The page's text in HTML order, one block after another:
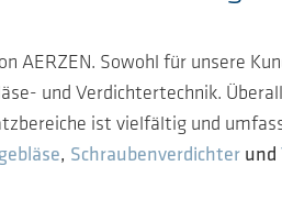
AERZEN. Sowohl für unsere
und Verdichtertechnik.
ist vielfältig und
, Schraubenverdichter und